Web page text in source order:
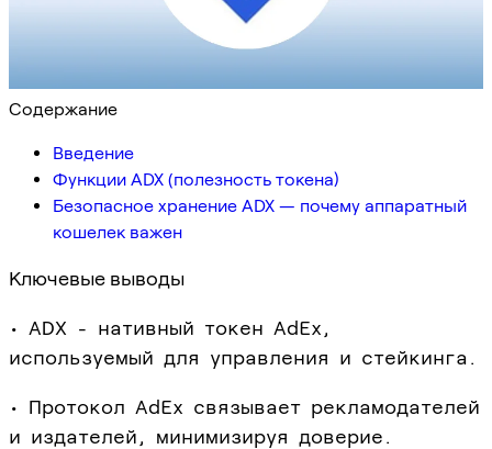
Содержание
Введение
Функции ADX (полезность токена)
Безопасное хранение ADX — почему аппаратный
кошелек важен
Ключевые выводы
• ADX - нативный токен AdEx,
используемый для управления и стейкинга.
• Протокол AdEx связывает рекламодателей
и издателей, минимизируя доверие.